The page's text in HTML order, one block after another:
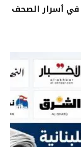
في ٲسرار الصحف